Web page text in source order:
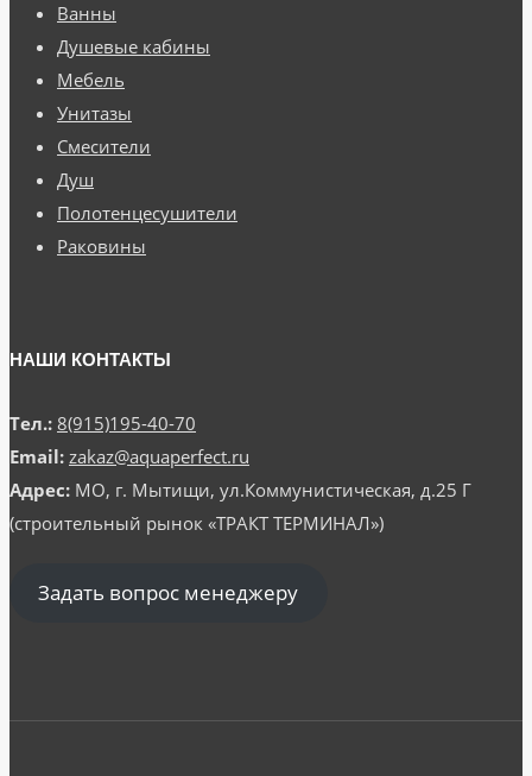
Ванны
Душевые кабины
Мебель
Унитазы
Смесители
Душ
Полотенцесушители
Раковины
НАШИ КОНТАКТЫ
Тел.: 8(915)195-40-70
Email: zakaz@aquaperfect.ru
Адрес: МО, г. Мытищи, ул.Коммунистическая, д.25 Г
(строительный рынок «ТРАКТ ТЕРМИНАЛ»)
Задать вопрос менеджеру